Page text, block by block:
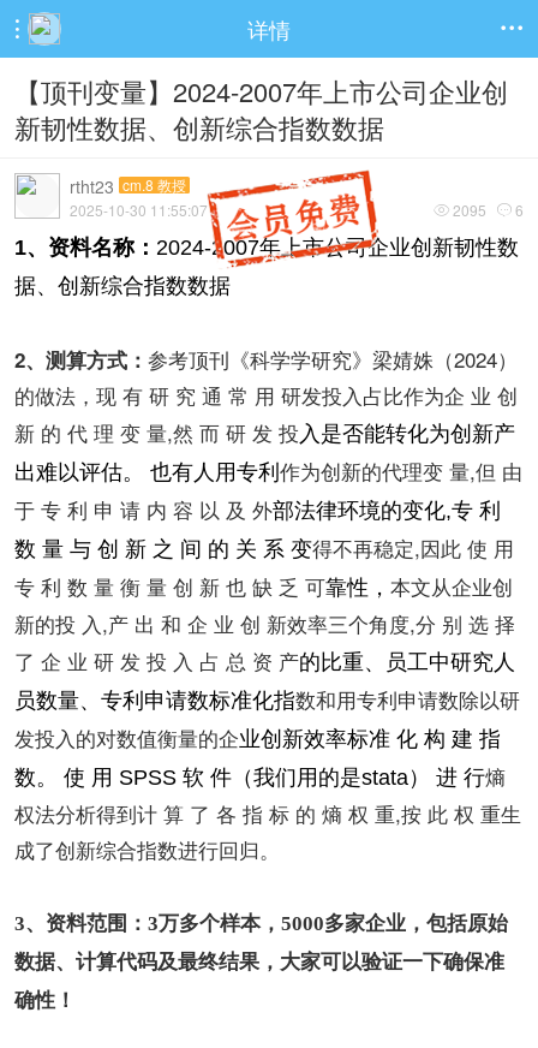
 详情 
【顶刊变量】2024-2007年上市公司企业创
新韧性数据、创新综合指数数据
rtht23 cm.8 教授
 2095  6
2025-10-30 11:55:07
1、资料名称： 2024-2007年上市公司企业创新韧性数
据、创新综合指数数据
2、测算方式： 参考顶刊《科学学研究》梁婧姝（2024）
的做法，现 有 研 究 通 常 用 研发投入占比作为企 业 创
新 的 代 理 变 量,然 而 研 发 投入是否能转化为创新产
出难以评估。 也有人用专利 作为创新的代理变 量,但 由
于 专 利 申 请 内 容 以 及 外部法律环境的变化,专 利
数 量 与 创 新 之 间 的 关 系 变得不再稳定,因此 使 用
专 利 数 量 衡 量 创 新 也 缺 乏 可靠性， 本文从企业创
新的投 入,产 出 和 企 业 创 新效率三个角度,分 别 选 择
了 企 业 研 发 投 入 占 总 资 产的比重、员工中研究人
员数量、专利申请数标准化指数和用专利申请数除以研
发投入的对数值衡量的企业创新效率标准 化 构 建 指
数。 使 用 SPSS 软 件（我们用的是stata） 进 行熵
权法分析得到计 算 了 各 指 标 的 熵 权 重,按 此 权 重生
成了创新综合指数进行回归。
3、资料范围：3万多个样本，5000多家企业，包括原始
数据、计算代码及最终结果，大家可以验证一下确保准
确性！